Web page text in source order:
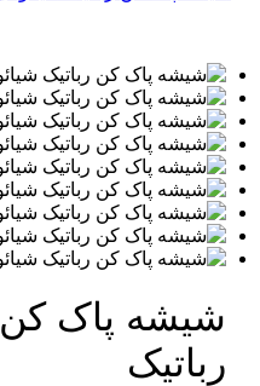
شیشه پاک کن
رباتیک